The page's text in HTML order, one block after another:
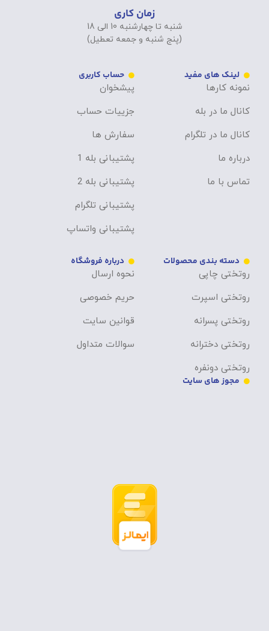
زمان کاری
شنبه تا چهارشنبه 10 الی 18
(پنج شنبه و جمعه تعطیل)
لینک های مفید
نمونه کارها
کانال ما در بله
کانال ما در تلگرام
درباره ما
تماس با ما
حساب کاربری
پیشخوان
جزییات حساب
سفارش ها
پشتیبانی بله 1
پشتیبانی بله 2
پشتیبانی تلگرام
پشتیبانی واتساپ
دسته بندی محصولات
روتختی چاپی
روتختی اسپرت
روتختی پسرانه
روتختی دخترانه
روتختی دونفره
درباره فروشگاه
نحوه ارسال
حریم خصوصی
قوانین سایت
سوالات متداول
مجوز های سایت